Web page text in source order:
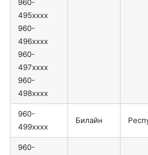
960-
495xxxx
960-
496xxxx
960-
497xxxx
960-
498xxxx
960-
499xxxx
Билайн
960-